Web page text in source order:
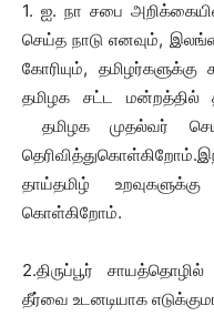
1. ஐ. நா சபை
செய்த நாடு எனவும்,
கோரியும்,
தமிழக சட்ட மன்றத்தில்
தமிழக முதல்வர்
தாய்தமிழ்
கொள்கிறோம்.
2.திருப்பூர்
தீர்வை உடனடியாக